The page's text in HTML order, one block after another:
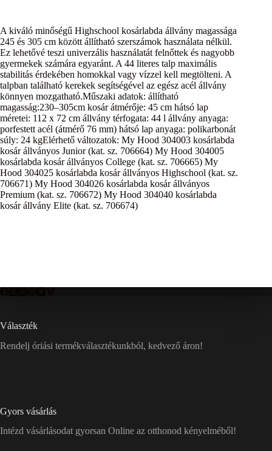
A kiváló minőségű Highschool kosárlabda állvány magassága
245 és 305 cm között állítható szerszámok használata nélkül.
Ez lehetővé teszi univerzális használatát felnőttek és nagyobb
gyermekek számára egyaránt. A 44 literes talp maximális
stabilitás érdekében homokkal vagy vízzel kell megtölteni. A
talpban található kerekek segítségével az egész acél állvány
könnyen mozgatható.Műszaki adatok: állítható
magasság:230–305cm kosár átmérője: 45 cm hátsó lap
méretei: 112 x 72 cm állvány térfogata: 44 l állvány anyaga:
porfestett acél (átmérő 76 mm) hátsó lap anyaga: polikarbonát
súly: 24 kgElérhető változatok: My Hood 304003 kosárlabda
kosár állványos Junior (kat. sz. 706664) My Hood 304005
kosárlabda kosár állványos College (kat. sz. 706665) My
Hood 304025 kosárlabda kosár állványos Highschool (kat. sz.
706671) My Hood 304026 kosárlabda kosár állványos
Premium (kat. sz. 706672) My Hood 304040 kosárlabda
kosár állvány Elite (kat. sz. 706674)
Választék
Rendelj óriási termékválasztékunkból, kedvező áron!
Gyors vásárlás
Intézd vásárlásodat gyorsan Online az otthonod kényelméből!